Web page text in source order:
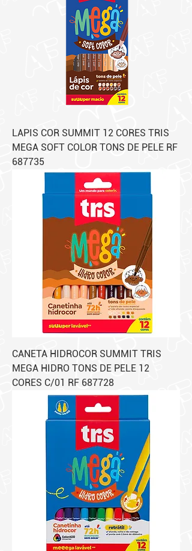
LAPIS COR SUMMIT 12 CORES TRIS
MEGA SOFT COLOR TONS DE PELE RF
687735
CANETA HIDROCOR SUMMIT TRIS
MEGA HIDRO TONS DE PELE 12
CORES C/01 RF 687728